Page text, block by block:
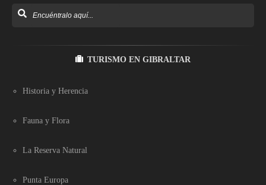
TURISMO EN GIBRALTAR
Historia y Herencia
Fauna y Flora
La Reserva Natural
Punta Europa